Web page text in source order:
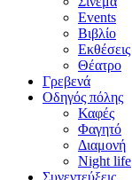
Events
Βιβλίο
Εκθέσεις
Θέατρο
Γρεβενά
Οδηγός πόλης
Καφές
Φαγητό
Διαμονή
Night life